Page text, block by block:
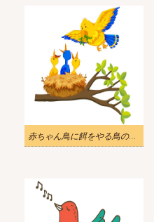
赤ちゃん鳥に餌をやる鳥のイラスト